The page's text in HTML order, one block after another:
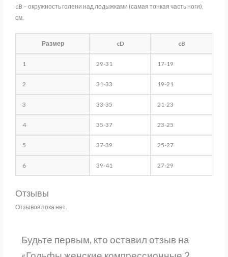
cB – окружность голени над лодыжками (самая тонкая часть ноги),
см.
Размер cD cB
1 29-31 17-19
2 31-33 19-21
3 33-35 21-23
4 35-37 23-25
5 37-39 25-27
6 39-41 27-29
Отзывы
Отзывов пока нет.
Будьте первым, кто оставил отзыв на